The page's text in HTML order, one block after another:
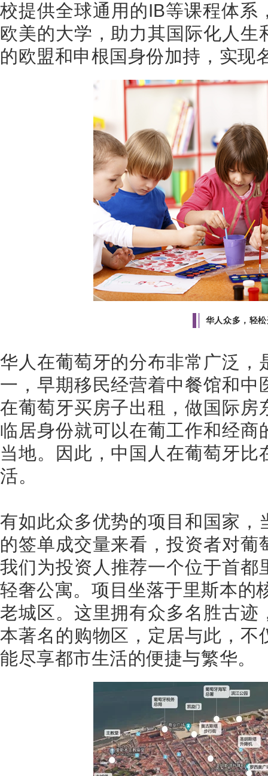
校提供全球通用的IB等课程体系
欧美的大学，助力其国际化人
的欧盟和申根国身份加持，实现
华人众多，轻
华人在葡萄牙的分布非常广泛
一，早期移民经营着中餐馆和
在葡萄牙买房子出租，做国际
临居身份就可以在葡工作和经
当地。因此，中国人在葡萄牙
活。
有如此众多优势的项目和国家
的签单成交量来看，投资者对
我们为投资人推荐一个位于首
轻奢公寓。项目坐落于里斯本
老城区。这里拥有众多名胜古
本著名的购物区，定居与此，
能尽享都市生活的便捷与繁华。